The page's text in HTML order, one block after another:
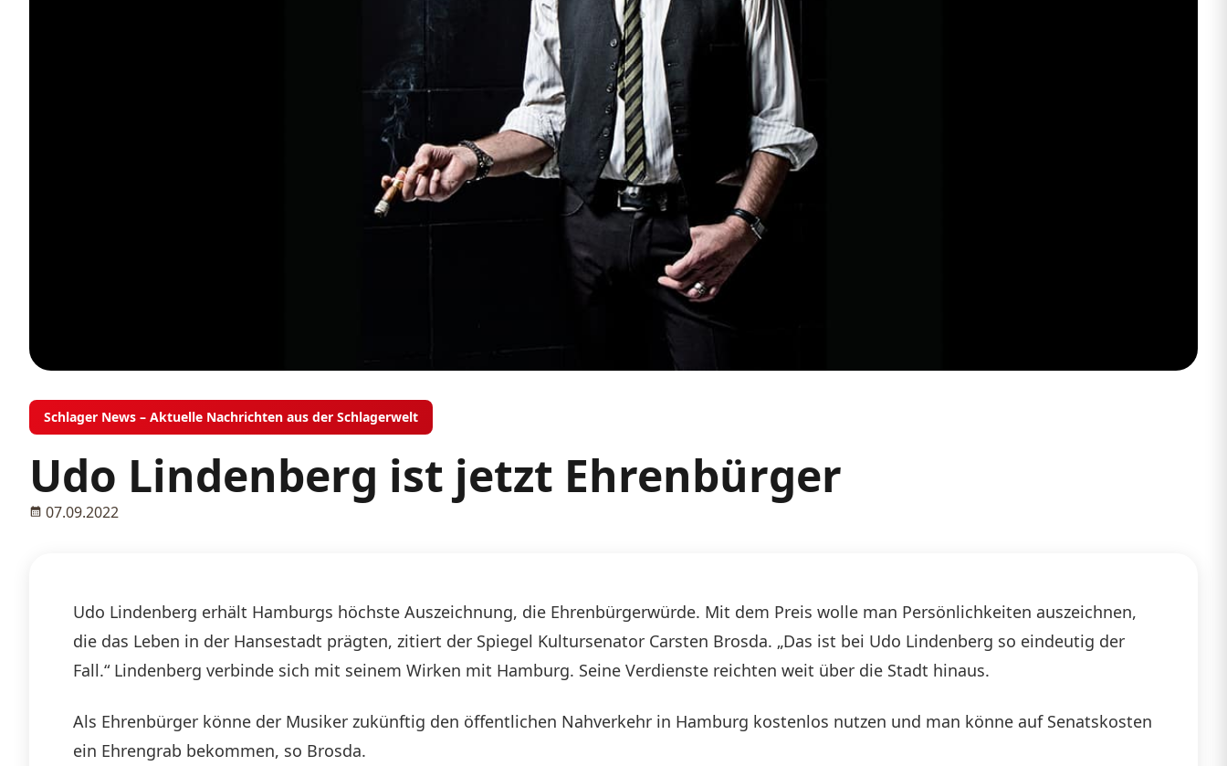
Schlager News – Aktuelle Nachrichten aus der Schlagerwelt
Udo Lindenberg ist jetzt Ehrenbürger
07.09.2022
Udo Lindenberg erhält Hamburgs höchste Auszeichnung, die Ehrenbürgerwürde. Mit dem Preis wolle man Persönlichkeiten auszeichnen,
die das Leben in der Hansestadt prägten, zitiert der Spiegel Kultursenator Carsten Brosda. „Das ist bei Udo Lindenberg so eindeutig der
Fall.“ Lindenberg verbinde sich mit seinem Wirken mit Hamburg. Seine Verdienste reichten weit über die Stadt hinaus.
Als Ehrenbürger könne der Musiker zukünftig den öffentlichen Nahverkehr in Hamburg kostenlos nutzen und man könne auf Senatskosten
ein Ehrengrab bekommen, so Brosda.